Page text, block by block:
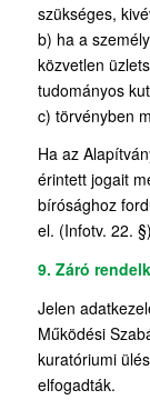
szükséges,
b) ha a
közvetlen
tudományos
c) törvényben
Ha az
érintett jogait
bírósághoz
el. (Infotv. 22. §)
9. Záró
Jelen
Működési
kuratóriumi
elfogadták.